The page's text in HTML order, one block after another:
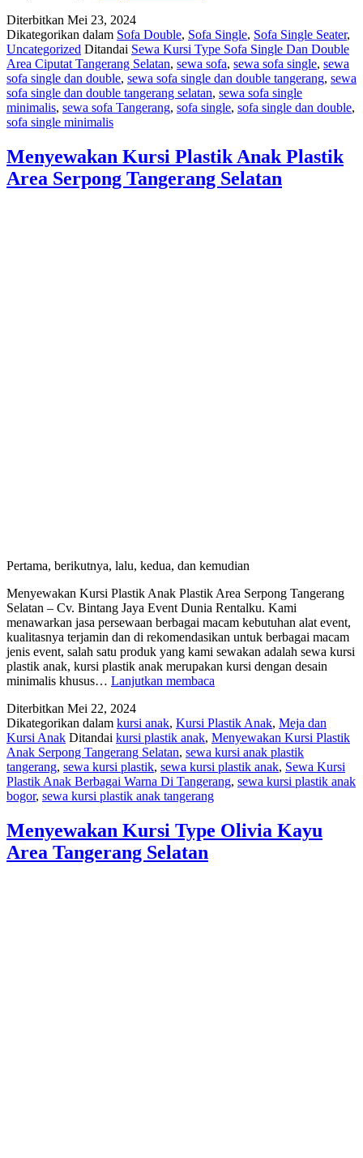
Sofa
Single
Dan
Double
Area
Ciputat
Diterbitkan Mei 23, 2024
Dikategorikan dalam Sofa Double, Sofa Single, Sofa Single Seater,
Uncategorized Ditandai Sewa Kursi Type Sofa Single Dan Double
Area Ciputat Tangerang Selatan, sewa sofa, sewa sofa single, sewa
sofa single dan double, sewa sofa single dan double tangerang, sewa
sofa single dan double tangerang selatan, sewa sofa single
minimalis, sewa sofa Tangerang, sofa single, sofa single dan double,
sofa single minimalis
Menyewakan Kursi Plastik Anak Plastik
Area Serpong Tangerang Selatan
Pertama, berikutnya, lalu, kedua, dan kemudian
Menyewakan Kursi Plastik Anak Plastik Area Serpong Tangerang
Selatan – Cv. Bintang Jaya Event Dunia Rentalku. Kami
menawarkan jasa persewaan berbagai macam kebutuhan alat event,
kualitasnya terjamin dan di rekomendasikan untuk berbagai macam
jenis event, salah satu produk yang kami sewakan adalah sewa kursi
plastik anak, kursi plastik anak merupakan kursi dengan desain
minimalis khusus… Lanjutkan membaca
Anak
Plastik
Area
Serpong
Tangerang
Diterbitkan Mei 22, 2024
Dikategorikan dalam kursi anak, Kursi Plastik Anak, Meja dan
Kursi Anak Ditandai kursi plastik anak, Menyewakan Kursi Plastik
Anak Serpong Tangerang Selatan, sewa kursi anak plastik
tangerang, sewa kursi plastik, sewa kursi plastik anak, Sewa Kursi
Plastik Anak Berbagai Warna Di Tangerang, sewa kursi plastik anak
bogor, sewa kursi plastik anak tangerang
Menyewakan Kursi Type Olivia Kayu
Area Tangerang Selatan